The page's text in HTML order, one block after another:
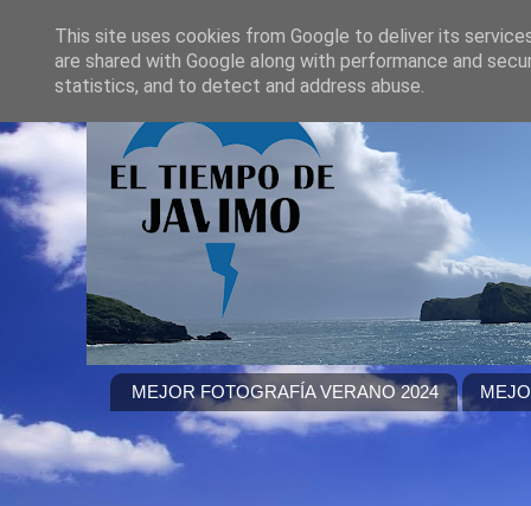
MEJOR FOTOGRAFÍA VERANO 2024
This site uses cookies from Google to deliver its
are shared with Google along with performance and
statistics, and to detect and address abuse.